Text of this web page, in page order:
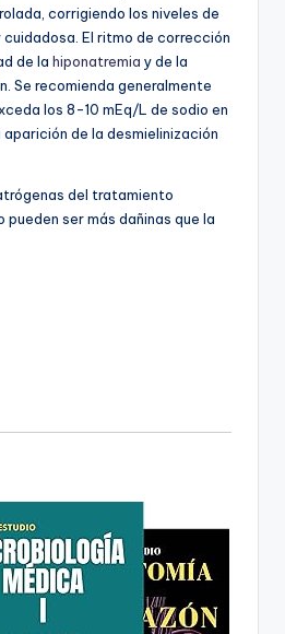
corrigiendo los niveles de
El ritmo de corrección
de la hiponatremia y de la
Se recomienda generalmente
los 8-10 mEq/L de sodio en
de la desmielinización
del tratamiento
pueden ser más dañinas que la